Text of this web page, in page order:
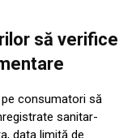
să verifice
consumatori să
sanitar-
data limită de